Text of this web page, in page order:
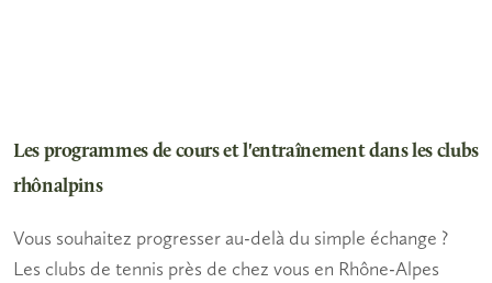
Les programmes de cours et l'entraînement dans les clubs
rhônalpins
Vous souhaitez progresser au-delà du simple échange ?
Les clubs de tennis près de chez vous en Rhône-Alpes